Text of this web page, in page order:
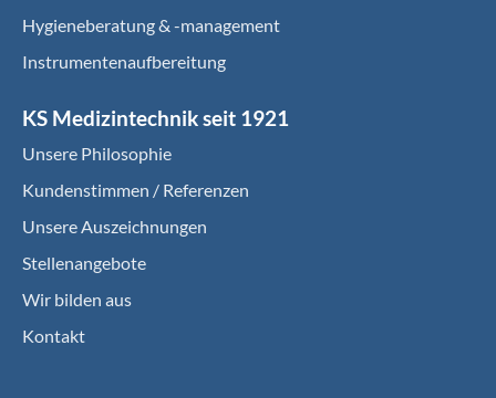
Hygieneberatung & -management
Instrumentenaufbereitung
KS Medizintechnik seit 1921
Unsere Philosophie
Kundenstimmen / Referenzen
Unsere Auszeichnungen
Stellenangebote
Wir bilden aus
Kontakt